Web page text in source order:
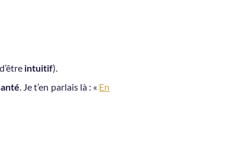
intuitif).
. Je t’en parlais là : « En